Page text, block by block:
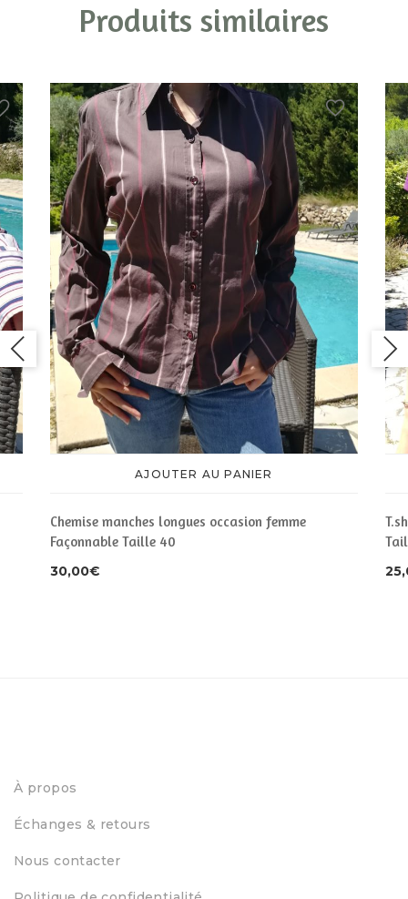
Produits similaires
AJOUTER AU PANIER
Chemise manches longues occasion femme
Façonnable Taille 40
30,00€
À propos
Échanges & retours
Nous contacter